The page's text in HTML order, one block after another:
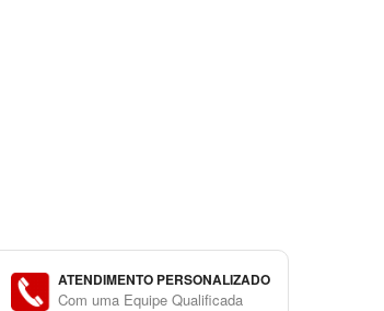
ATENDIMENTO PERSONALIZADO
Com uma Equipe Qualificada